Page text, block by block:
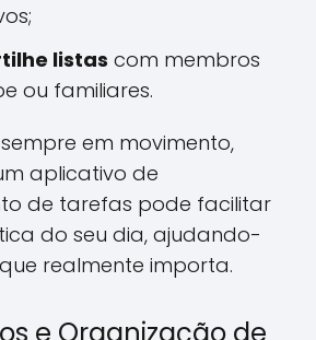
listas com membros
ou familiares.
em movimento,
aplicativo de
de tarefas pode facilitar
do seu dia, ajudando-
realmente importa.